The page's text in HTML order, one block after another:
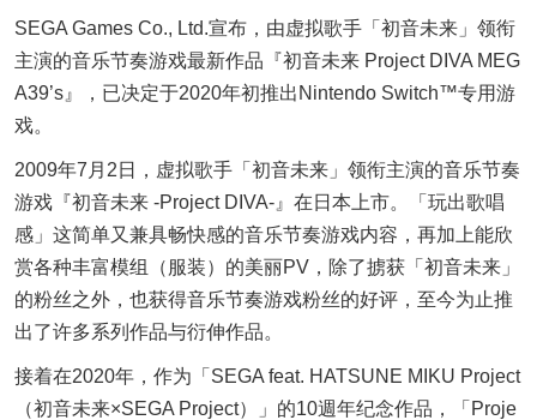
SEGA Games Co., Ltd.宣布，由虚拟歌手「初音未来」领衔
主演的音乐节奏游戏最新作品『初音未来 Project DIVA MEG
A39’s』，已决定于2020年初推出Nintendo Switch™专用游
戏。
2009年7月2日，虚拟歌手「初音未来」领衔主演的音乐节奏
游戏『初音未来 -Project DIVA-』在日本上市。「玩出歌唱
感」这简单又兼具畅快感的音乐节奏游戏内容，再加上能欣
赏各种丰富模组（服装）的美丽PV，除了掳获「初音未来」
的粉丝之外，也获得音乐节奏游戏粉丝的好评，至今为止推
出了许多系列作品与衍伸作品。
接着在2020年，作为「SEGA feat. HATSUNE MIKU Project
（初音未来×SEGA Project）」的10週年纪念作品，「Proje